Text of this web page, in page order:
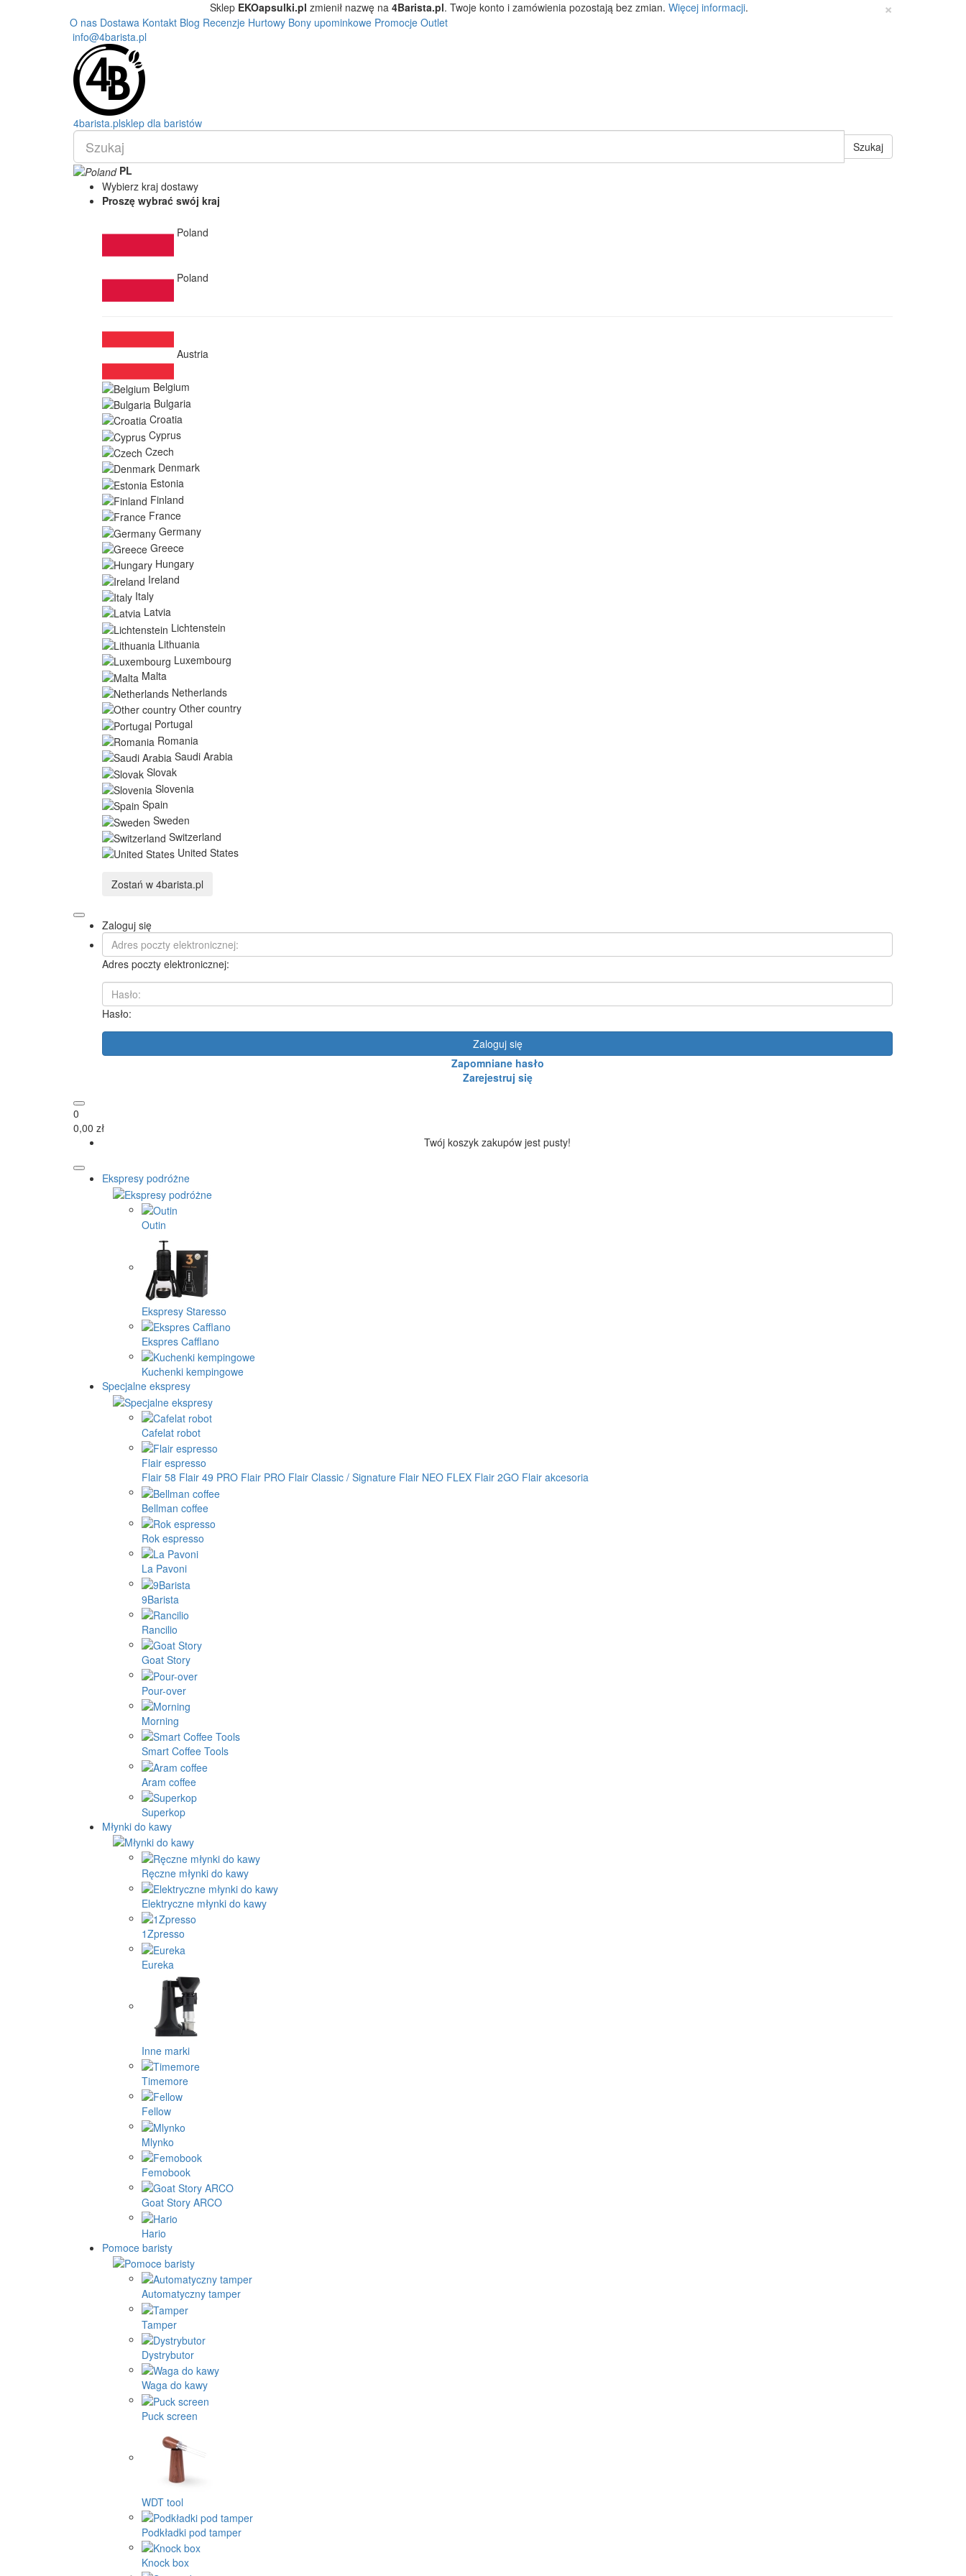
Sklep EKOapsulki.pl zmienił nazwę na 4Barista.pl. Twoje konto i zamówienia pozostają bez zmian. Więcej informacji. ×
O nas Dostawa Kontakt Blog Recenzje Hurtowy Bony upominkowe Promocje Outlet
info@4barista.pl
4barista.plsklep dla baristów
Szukaj
PL
Wybierz kraj dostawy
Proszę wybrać swój kraj
Poland
Poland
Austria
Belgium
Bulgaria
Croatia
Cyprus
Czech
Denmark
Estonia
Finland
France
Germany
Greece
Hungary
Ireland
Italy
Latvia
Lichtenstein
Lithuania
Luxembourg
Malta
Netherlands
Other country
Portugal
Romania
Saudi Arabia
Slovak
Slovenia
Spain
Sweden
Switzerland
United States
Zostań w 4barista.pl
Zaloguj się
Adres poczty elektronicznej:
Hasło:
Zaloguj się
Zapomniane hasło
Zarejestruj się
0
0,00 zł
Twój koszyk zakupów jest pusty!
Ekspresy podróżne
Outin
Ekspresy Staresso
Ekspres Cafflano
Kuchenki kempingowe
Specjalne ekspresy
Cafelat robot
Flair espresso
Flair 58 Flair 49 PRO Flair PRO Flair Classic / Signature Flair NEO FLEX Flair 2GO Flair akcesoria
Bellman coffee
Rok espresso
La Pavoni
9Barista
Rancilio
Goat Story
Pour-over
Morning
Smart Coffee Tools
Aram coffee
Superkop
Młynki do kawy
Ręczne młynki do kawy
Elektryczne młynki do kawy
1Zpresso
Eureka
Inne marki
Timemore
Fellow
Mlynko
Femobook
Goat Story ARCO
Hario
Pomoce baristy
Automatyczny tamper
Tamper
Dystrybutor
Waga do kawy
Puck screen
WDT tool
Podkładki pod tamper
Knock box